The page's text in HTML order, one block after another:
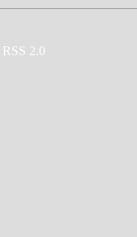
RSS 2.0